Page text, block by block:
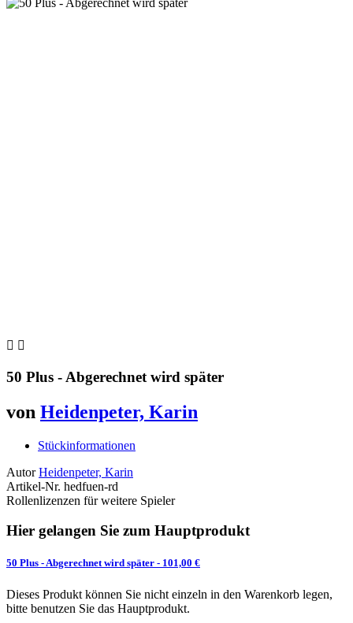
 
50 Plus - Abgerechnet wird später
von Heidenpeter, Karin
Stückinformationen
Autor Heidenpeter, Karin
Artikel-Nr. hedfuen-rd
Rollenlizenzen für weitere Spieler
Hier gelangen Sie zum Hauptprodukt
50 Plus - Abgerechnet wird später - 101,00 €
Dieses Produkt können Sie nicht einzeln in den Warenkorb legen,
bitte benutzen Sie das Hauptprodukt.